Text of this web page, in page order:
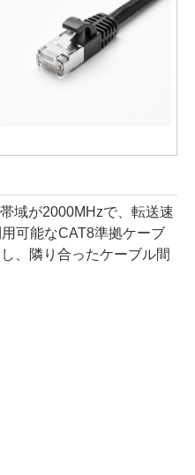
域が2000MHzで、転送速
可能なCAT8準拠ケーブ
、隣り合ったケーブル間